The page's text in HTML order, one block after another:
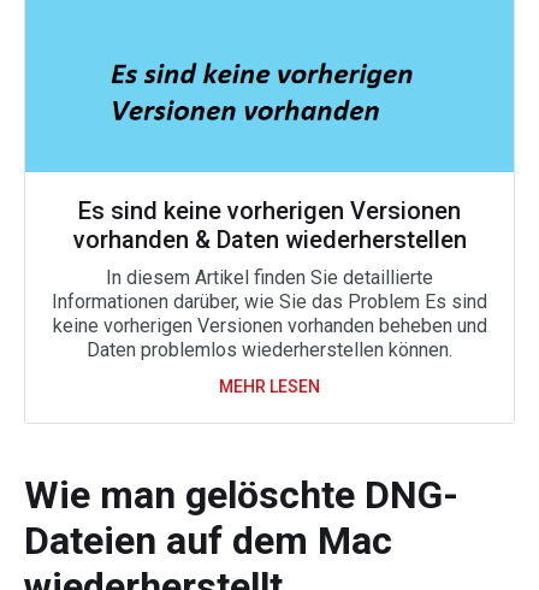
Es sind keine vorherigen Versionen
vorhanden & Daten wiederherstellen
In diesem Artikel finden Sie detaillierte
Informationen darüber, wie Sie das Problem Es sind
keine vorherigen Versionen vorhanden beheben und
Daten problemlos wiederherstellen können.
MEHR LESEN
Wie man gelöschte DNG-
Dateien auf dem Mac